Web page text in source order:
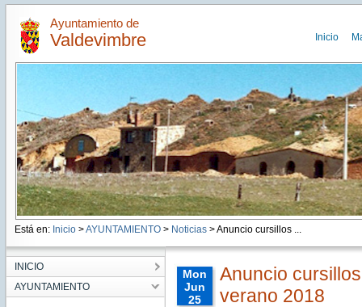
Ayuntamiento de
Valdevimbre Inicio
Está en: Inicio >AYUNTAMIENTO> Noticias> Anuncio cursillos ...
INICIO
AYUNTAMIENTO
Mon
Jun
25
Anuncio
verano 2018